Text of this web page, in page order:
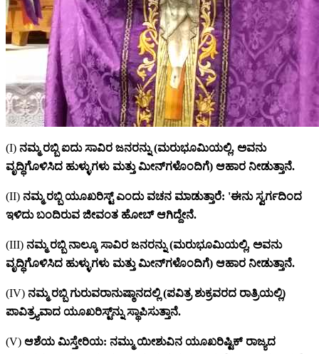
(I) ನಮ್ಮ ರಬ್ಬಿ ಐದು ಸಾವಿರ ಜನರನ್ನು (ಮರುಭೂಮಿಯಲ್ಲಿ, ಅವನು
ವೃದ್ಧಿಗೊಳಿಸಿದ ಹುಳ್ಳುಗಳು ಮತ್ತು ಮೀನ್‌ಗಳೊಂದಿಗೆ) ಆಹಾರ ನೀಡುತ್ತಾನೆ.
(II) ನಮ್ಮ ರಬ್ಬಿ ಯೂಖರಿಸ್ಟ್ ಎಂದು ವಚನ ಮಾಡುತ್ತಾರೆ: 'ಈನು ಸ್ವರ್ಗದಿಂದ
ಇಳಿದು ಬಂದಿರುವ ಜೀವಂತ ಹೋಬ್ ಆಗಿದ್ದೇನೆ.
(III) ನಮ್ಮ ರಬ್ಬಿ ನಾಲ್ಕೂ ಸಾವಿರ ಜನರನ್ನು (ಮರುಭೂಮಿಯಲ್ಲಿ, ಅವನು
ವೃದ್ಧಿಗೊಳಿಸಿದ ಹುಳ್ಳುಗಳು ಮತ್ತು ಮೀನ್‌ಗಳೊಂದಿಗೆ) ಆಹಾರ ನೀಡುತ್ತಾನೆ.
(IV) ನಮ್ಮ ರಬ್ಬಿ ಗುರುವರಾನುಷ್ಠಾನದಲ್ಲಿ (ಪವಿತ್ರ ಶುಕ್ರವರದ ರಾತ್ರಿಯಲ್ಲಿ)
ಪಾವಿತ್ರ್ಯವಾದ ಯೂಖರಿಸ್ಟ್‌ನ್ನು ಸ್ಥಾಪಿಸುತ್ತಾನೆ.
(V) ಆಶೆಯ ಮಿಸ್ತೇರಿಯ: ನಮ್ಮು ಯೀಶುವಿನ ಯೂಖರಿಷ್ಟಿಕ್ ರಾಜ್ಯದ